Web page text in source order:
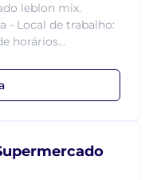
leblon mix.
- Local de trabalho:
horários...